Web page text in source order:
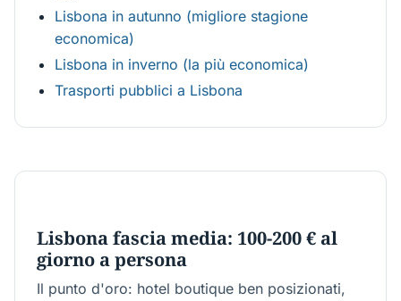
Lisbona in autunno (migliore stagione
economica)
Lisbona in inverno (la più economica)
Trasporti pubblici a Lisbona
Lisbona fascia media: 100-200 € al
giorno a persona
Il punto d'oro: hotel boutique ben posizionati,